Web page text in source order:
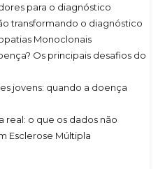
para o diagnóstico
transformando o diagnóstico
Monoclonais
Os principais desafios do
jovens: quando a doença
real: o que os dados não
Esclerose Múltipla